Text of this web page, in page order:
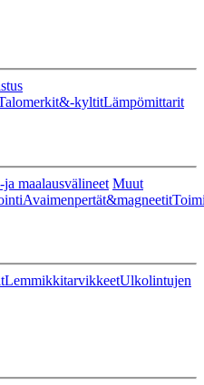
kyltitLämpömittarit
ja maalausvälineet Muut
Avaimenpertät&magneetit
LemmikkitarvikkeetUlkolintujen